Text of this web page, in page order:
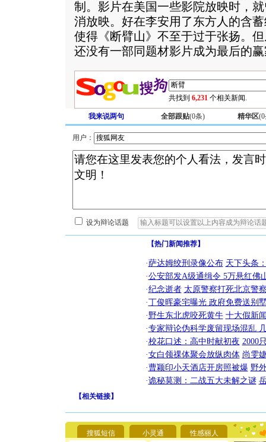
制。影片在美国一些影院放映时，
消放映。好在李安用了东方人的含
使得《断臂山》不至于过于张扬。
还没有一部同题材影片成为最后的
共找到 6,231 个相关新闻.
我来说两句 全部跟贴(0条) 精华区(0
用户：
设为辩论话题
【热门新闻推荐】
·萨达姆绞刑录像公布 天下头条
·公安部发A级通缉令 5万悬红佛
·纪念逝者 太原警察打死北京警
·丁俊晖豪宅曝光 政府免费送别
·野生东北虎咬死黄牛 十大假新
·专家辩论伪科学废留现场混乱
·校花口述：高中时献初夜 2000
·女白领祼体聚会放纵肉体 尚雯
·曹颖印小天酒店开房照被爆 野
·诡秘莫测：二战五大未解之谜
【相关链接】
搜狐短信 小灵通 性感丽人
[圣诞节]
能正大光